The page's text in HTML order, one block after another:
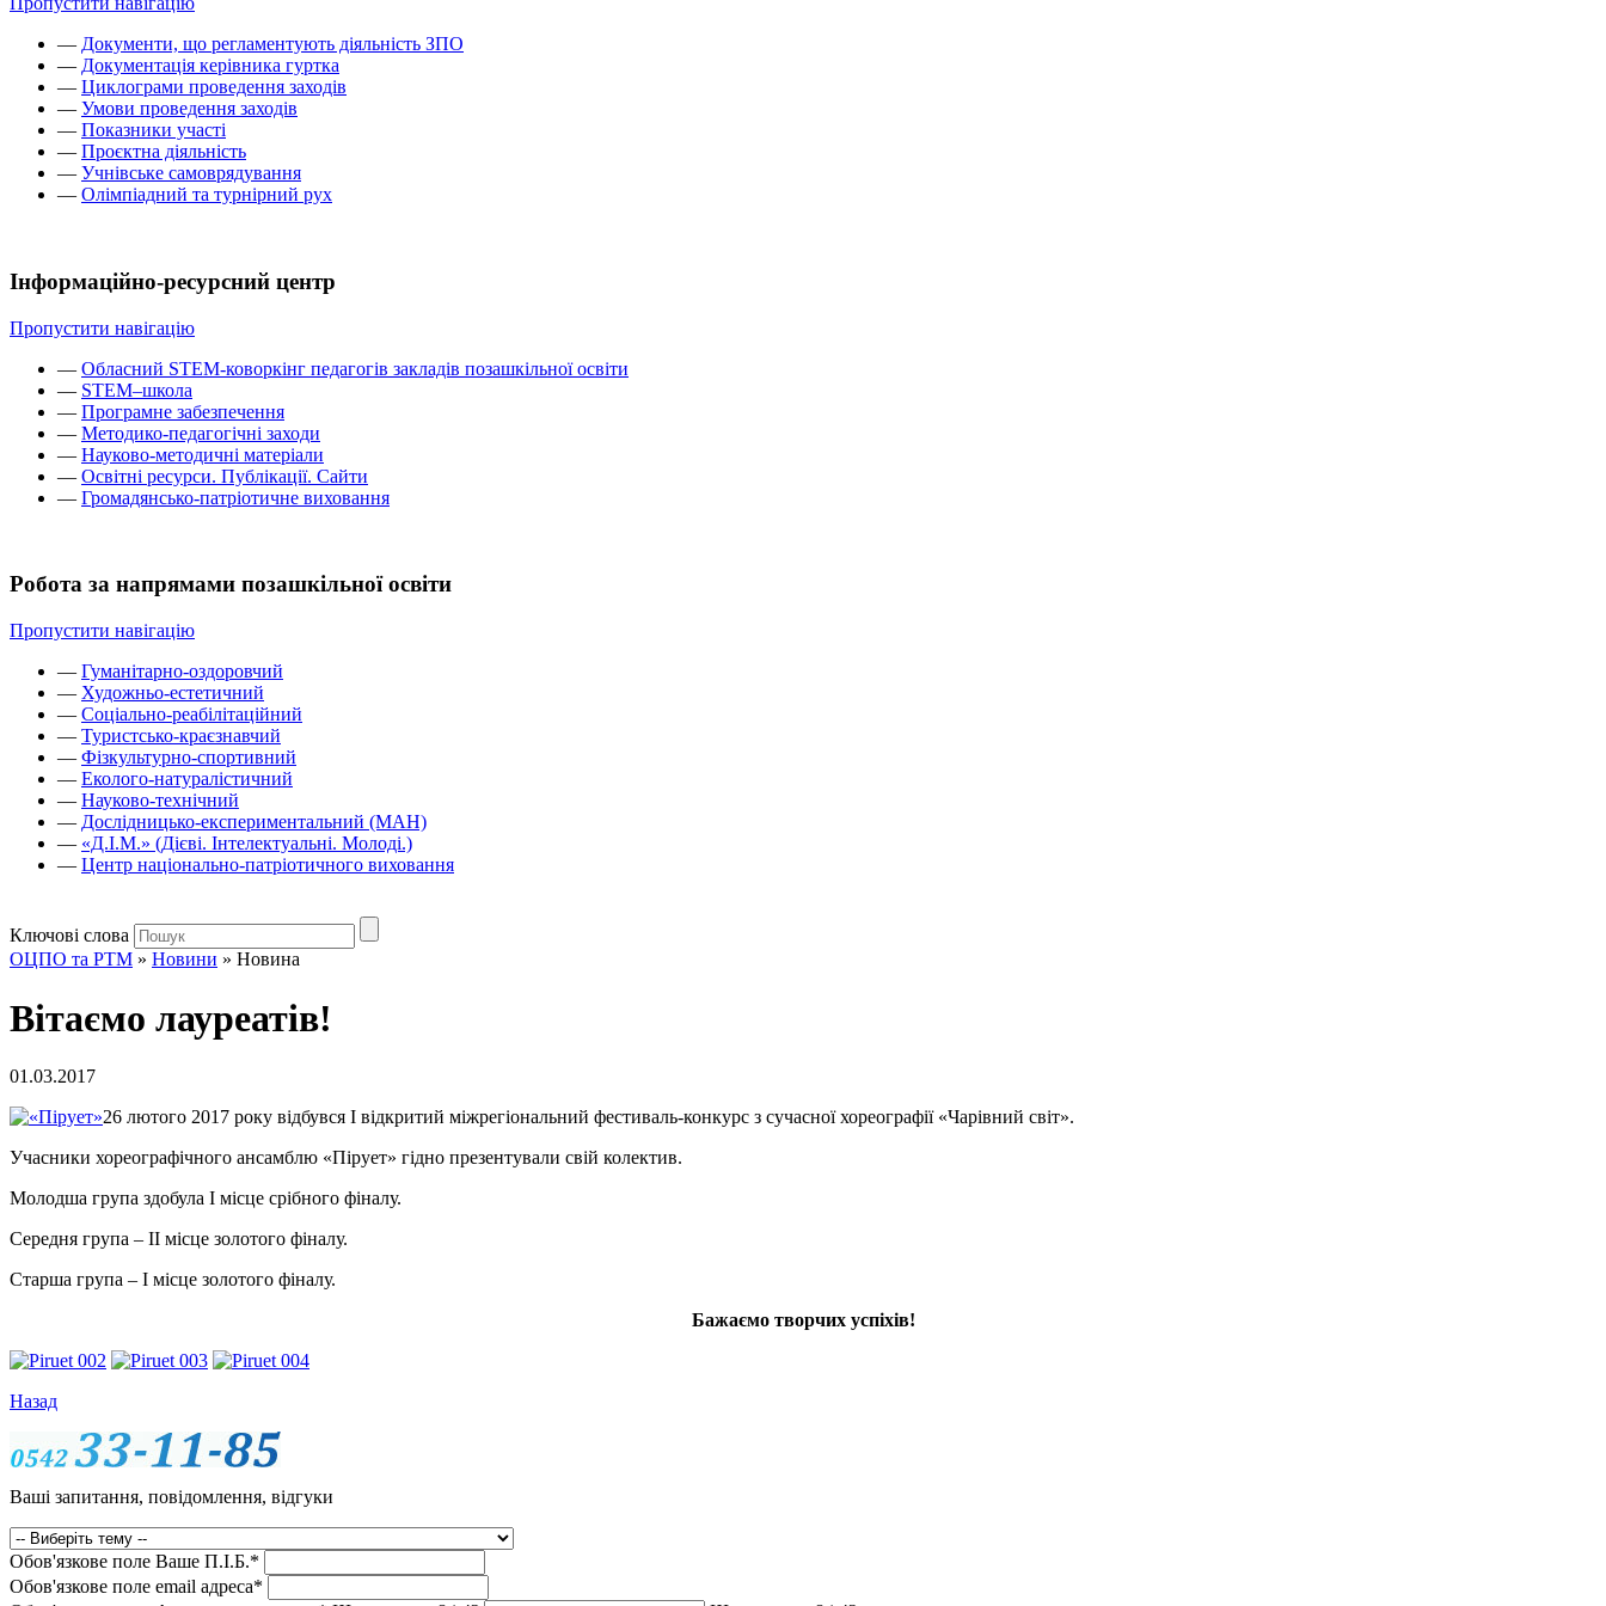
— Документи, що регламентують діяльність ЗПО
— Документація керівника гуртка
— Циклограми проведення заходів
— Умови проведення заходів
— Показники участі
— Проєктна діяльність
— Учнівське самоврядування
— Олімпіадний та турнірний рух
Інформаційно-ресурсний центр
Пропустити навігацію
— Обласний STEM-коворкінг педагогів закладів позашкільної освіти
— STEM–школа
— Програмне забезпечення
— Методико-педагогічні заходи
— Науково-методичні матеріали
— Освітні ресурси. Публікації. Сайти
— Громадянсько-патріотичне виховання
Робота за напрямами позашкільної освіти
Пропустити навігацію
— Гуманітарно-оздоровчий
— Художньо-естетичний
— Соціально-реабілітаційний
— Туристсько-краєзнавчий
— Фізкультурно-спортивний
— Еколого-натуралістичний
— Науково-технічний
— Дослідницько-експериментальний (МАН)
— «Д.І.М.» (Дієві. Інтелектуальні. Молоді.)
— Центр національно-патріотичного виховання
Ключові слова
ОЦПО та РТМ » Новини » Новина
Вітаємо лауреатів!
01.03.2017
26 лютого 2017 року відбувся І відкритий міжрегіональний фестиваль-конкурс з сучасної хореографії «Чарівний світ».
Учасники хореографічного ансамблю «Пірует» гідно презентували свій колектив.
Молодша група здобула І місце срібного фіналу.
Середня група – ІІ місце золотого фіналу.
Старша група – І місце золотого фіналу.
Бажаємо творчих успіхів!
Назад
Ваші запитання, повідомлення, відгуки
Обов'язкове поле Ваше П.I.Б.*
Обов'язкове поле email адреса*